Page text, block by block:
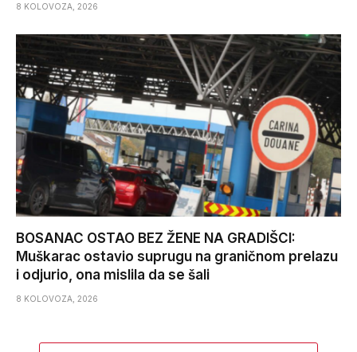
8 KOLOVOZA, 2026
BOSANAC OSTAO BEZ ŽENE NA GRADIŠCI:
Muškarac ostavio suprugu na graničnom prelazu
i odjurio, ona mislila da se šali
8 KOLOVOZA, 2026